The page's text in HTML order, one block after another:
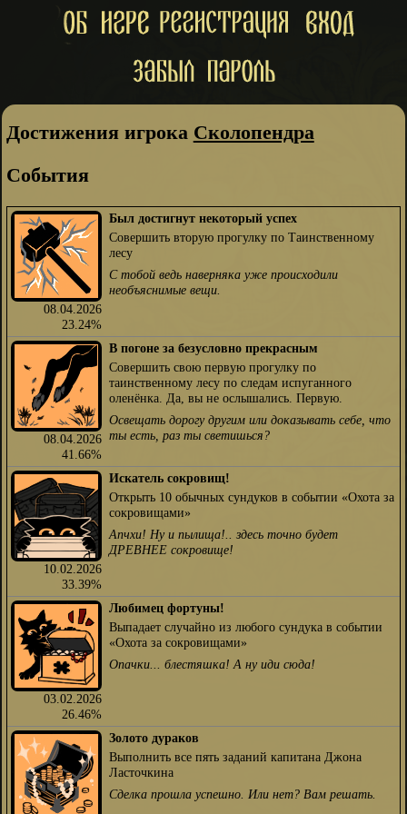
Достижения игрока Сколопендра
События
08.04.2026
23.24%
Был достигнут некоторый успех
Совершить вторую прогулку по Таинственному
лесу
С тобой ведь наверняка уже происходили
необъяснимые вещи.
08.04.2026
41.66%
В погоне за безусловно прекрасным
Совершить свою первую прогулку по
таинственному лесу по следам испуганного
оленёнка. Да, вы не ослышались. Первую.
Освещать дорогу другим или доказывать себе, что
ты есть, раз ты светишься?
10.02.2026
33.39%
Искатель сокровищ!
Открыть 10 обычных сундуков в событии «Охота за
сокровищами»
Апчхи! Ну и пылища!.. здесь точно будет
ДРЕВНЕЕ сокровище!
03.02.2026
26.46%
Любимец фортуны!
Выпадает случайно из любого сундука в событии
«Охота за сокровищами»
Опачки... блестяшка! А ну иди сюда!
Золото дураков
Выполнить все пять заданий капитана Джона
Ласточкина
Сделка прошла успешно. Или нет? Вам решать.